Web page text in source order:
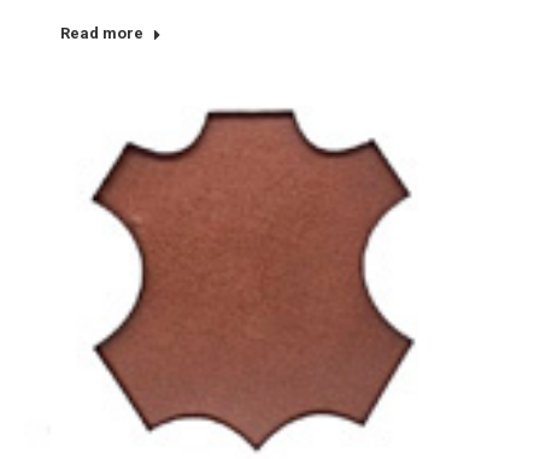
Read more